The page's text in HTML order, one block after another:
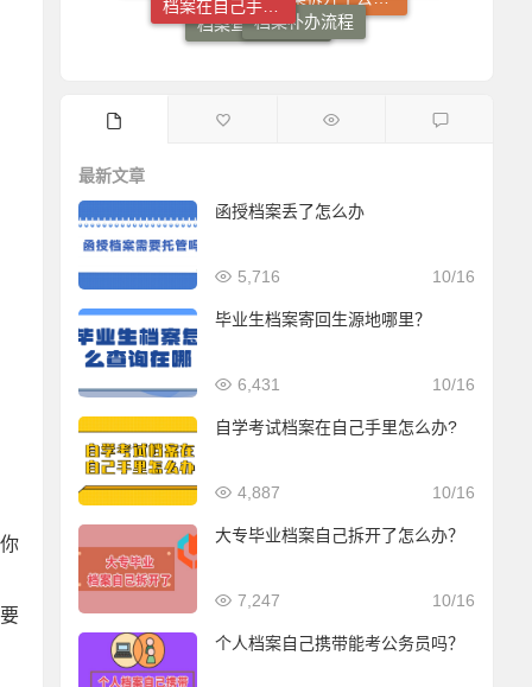
档案托管流程 档案拆开了去哪里封
档案查询系统官网
最新文章
函授档案丢了怎么办
10/16
5,716
毕业生档案寄回生源地哪里？
10/16
6,431
自学考试档案在自己手里怎么办?
10/16
4,887
大专毕业档案自己拆开了怎么办？
10/16
7,247
个人档案自己携带能考公务员吗？